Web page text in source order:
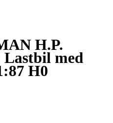
H.P.
Lastbil med
H0